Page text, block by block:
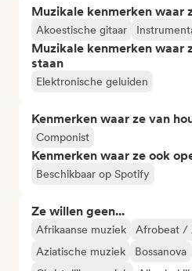
Muzikale kenmerken waar
Akoestische gitaar
Muzikale kenmerken waar
staan
Elektronische geluiden
Kenmerken waar ze van
Componist
Kenmerken waar ze ook
Beschikbaar op Spotify
Ze willen geen...
Afrikaanse muziek
Afrobeat /
Aziatische muziek
Bossanova